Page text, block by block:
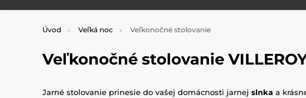
Úvod Veľká noc Veľkonočné stolovanie
Veľkonočné stolovanie
Jarné stolovanie prinesie do vašej domácnosti jarnej slnka a